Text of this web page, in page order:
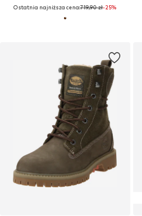
Ostatnia najniższa cena:719,90 zł-25%